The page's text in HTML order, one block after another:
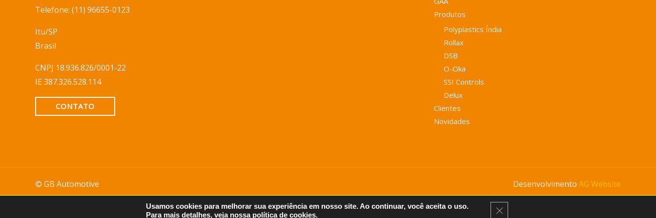
Telefone: (11) 96655-0123
Itu/SP
Brasil
CNPJ 18.936.826/0001-22
IE 387.326.528.114
CONTATO
Produtos
Polyplastics Índia
Rollax
DSB
O-Oka
SSI Controls
Delux
Clientes
Novidades
© GB Automotive
Todos os direitos reservados
Desenvolvimento AG Website
Usamos cookies para melhorar sua experiência em nosso site. Ao continuar, você aceita o uso.
Para mais detalhes, veja nossa política de cookies.
CLOSE GDPR COOKIE BANNER